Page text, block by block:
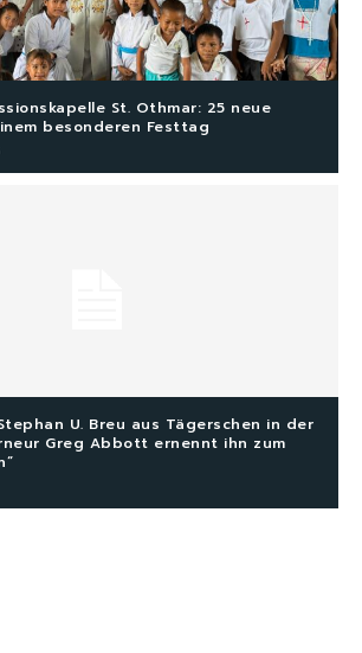
St. Othmar: 25 neue
besonderen Festtag
U. Breu aus Tägerschen in der
Greg Abbott ernennt ihn zum